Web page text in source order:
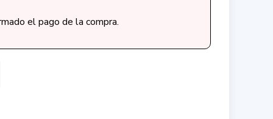
el pago de la compra.